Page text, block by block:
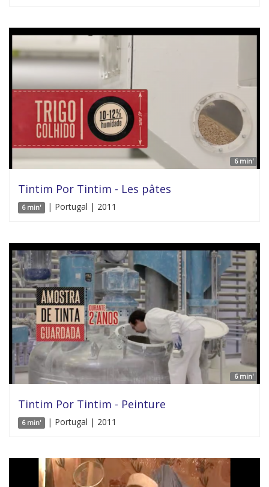
6 min'
Tintim Por Tintim - Les pâtes
6 min' | Portugal | 2011
6 min'
Tintim Por Tintim - Peinture
6 min' | Portugal | 2011